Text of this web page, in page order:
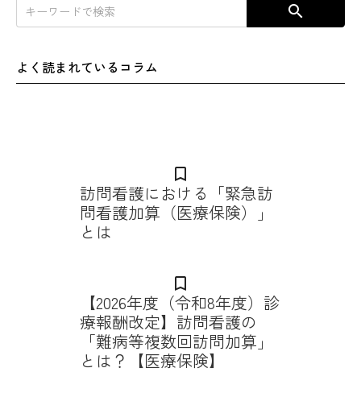
search
よく読まれているコラム
bookmark_border
訪問看護における「緊急訪
問看護加算（医療保険）」
とは
bookmark_border
【2026年度（令和8年度）診
療報酬改定】訪問看護の
「難病等複数回訪問加算」
とは？【医療保険】